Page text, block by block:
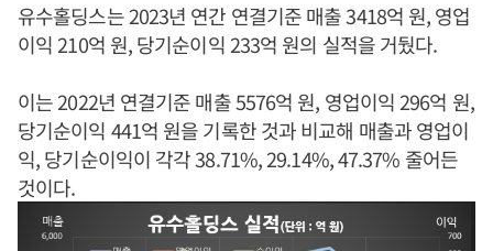
유수홀딩스는 2023년 연간 연결기준 매출 3418억 원, 영업
이익 210억 원, 당기순이익 233억 원의 실적을 거뒀다.
이는 2022년 연결기준 매출 5576억 원, 영업이익 296억 원,
당기순이익 441억 원을 기록한 것과 비교해 매출과 영업이
익, 당기순이익이 각각 38.71%, 29.14%, 47.37% 줄어든
것이다.